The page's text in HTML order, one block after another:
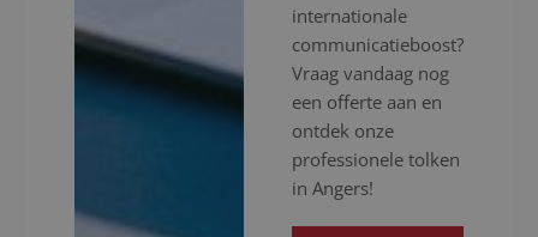
internationale
communicatieboost?
Vraag vandaag nog
een offerte aan en
ontdek onze
professionele tolken
in Angers!